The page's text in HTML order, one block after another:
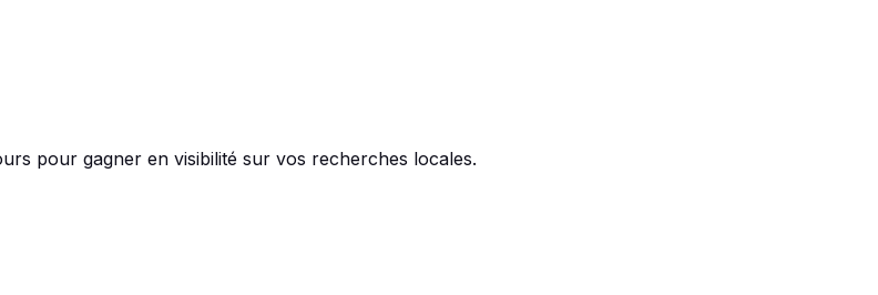
pour gagner en visibilité sur vos recherches locales.